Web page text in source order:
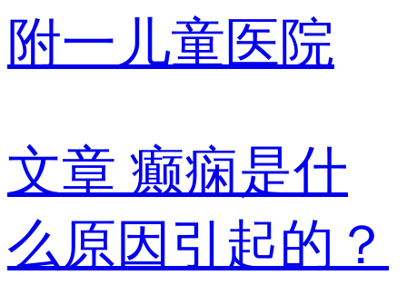
附一儿童医院
文章 癫痫是什
么原因引起的？